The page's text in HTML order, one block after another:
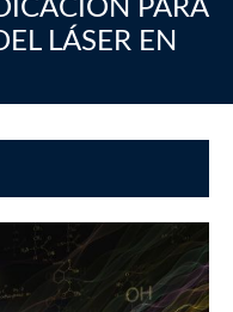
PARA
LÁSER EN